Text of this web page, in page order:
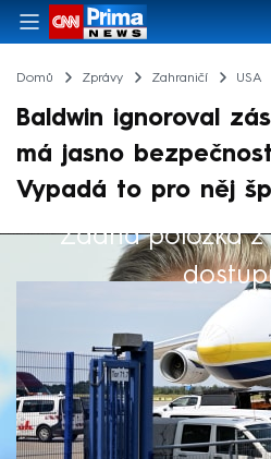
Domů Zprávy Zahraničí USA
Baldwin ignoroval
má jasno
Vypadá to pro něj
Žádná položka z
Výběr redakce